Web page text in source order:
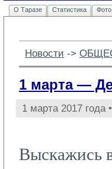
О Таразе Статистика Фото
Новости ->
1 марта —
1 марта 2017 года •
Выскажись